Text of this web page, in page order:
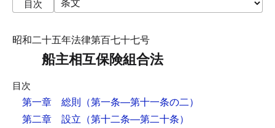
目次
昭和二十五年法律第百七十七号
船主相互保険組合法
目次
第一章 総則 （第一条―第十一条の二）
第二章 設立 （第十二条―第二十条）